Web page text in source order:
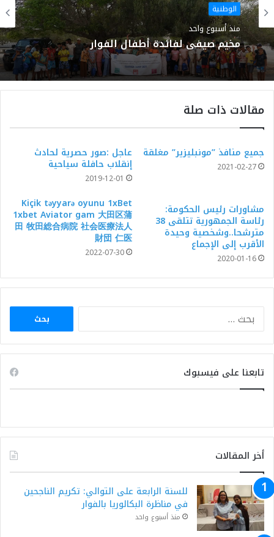
الوطنية
منذ أسبوع واحد
مخيم صيفي لفائدة أطفال الفوار
مقالات ذات صلة
جميع منافذ ”مونبليزير” مغلقة
2021-02-27
عاجل :صور حصرية لحادث
إنقلاب حافلة سياحية
2019-12-01
مشاورات رئيس الحكومة:
رئاسة الجمهورية تتلقى 38
مترشحا..وشخصية وحيدة
الأقرب إلى الإجماع
2020-01-16
Kiçik təyyarə oyunu 1xBet
1xbet Aviator gam 大田区蒲
田 牧田総合病院 社会医療法人
財団 仁医
2022-07-30
البحث
تابعنا على فيسبوك
أخر المقالات
للسنة الرابعة على التوالي: تكريم الناجحين
في مناظرة البكالوريا بالفوار
منذ أسبوع واحد